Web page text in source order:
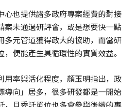
心也提供諸多政府專案經費的對接
案未通過研評會，或是想要快一點
多元管道獲得政大的協助，而當研
便能產生具循環性的實質效益。
用率與活化程度，顏玉明指出，政
導向」居多，很多研發都是一開始
，且委託單位也多會參與後續的專